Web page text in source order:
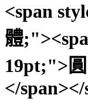
<span
體
19pt;">
</